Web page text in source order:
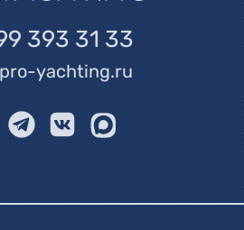
393 31 33
yachting.ru